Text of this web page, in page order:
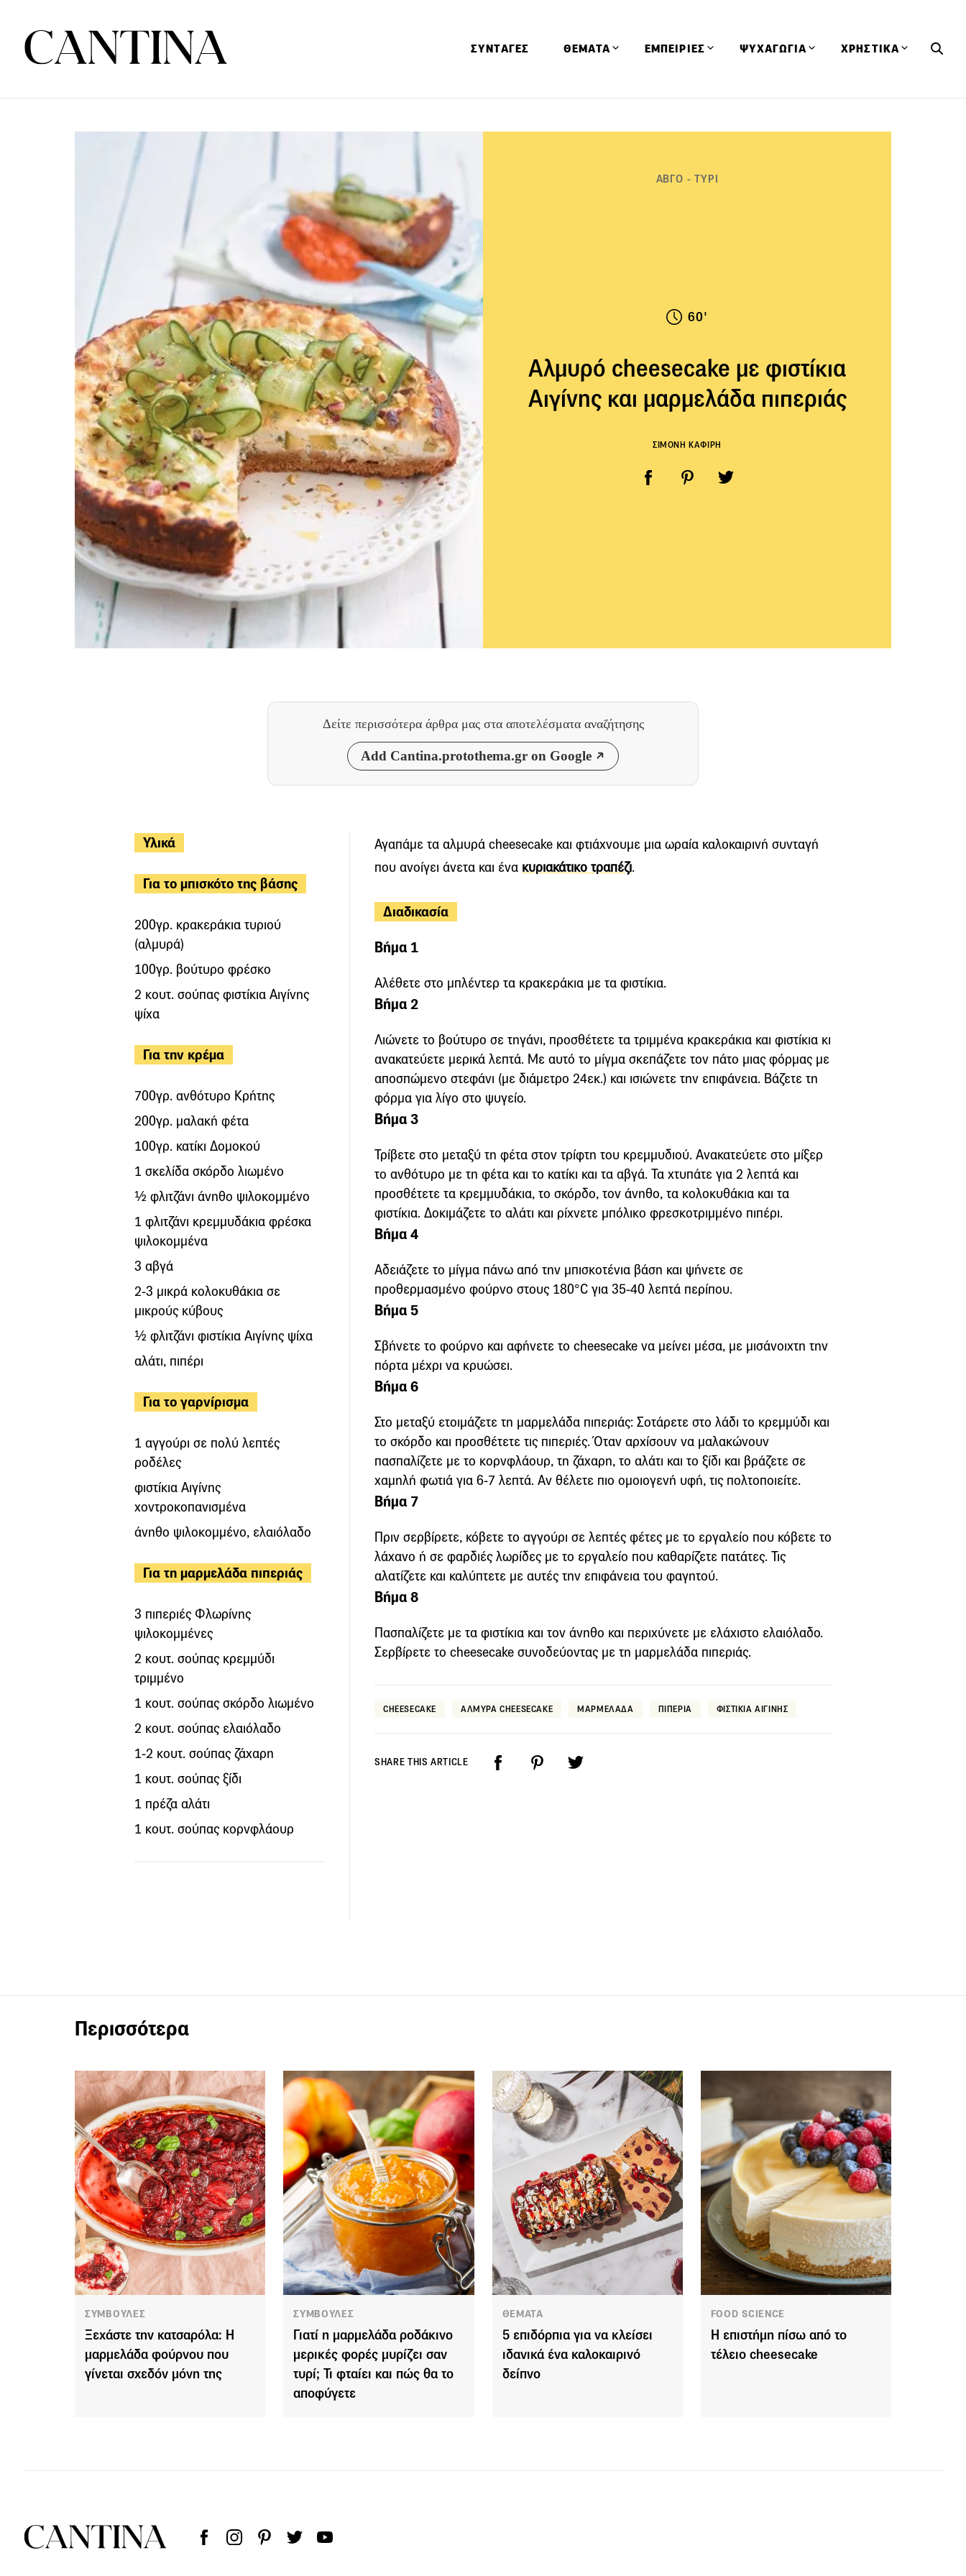
ΣΥΝΤΑΓΕΣ ΘΕΜΑΤΑ ΕΜΠΕΙΡΙΕΣ ΨΥΧΑΓΩΓΙΑ ΧΡΗΣΤΙΚΑ
ΑΒΓΟ - ΤΥΡΙ
60'
Αλμυρό cheesecake με φιστίκια
Αιγίνης και μαρμελάδα πιπεριάς
ΣΙΜΟΝΗ ΚΑΦΙΡΗ
Δείτε περισσότερα άρθρα μας στα αποτελέσματα αναζήτησης
Add Cantina.protothema.gr on Google
Υλικά
Για το μπισκότο της βάσης
200γρ. κρακεράκια τυριού
(αλμυρά)
100γρ. βούτυρο φρέσκο
2 κουτ. σούπας φιστίκια Αιγίνης
ψίχα
Για την κρέμα
700γρ. ανθότυρο Κρήτης
200γρ. μαλακή φέτα
100γρ. κατίκι Δομοκού
1 σκελίδα σκόρδο λιωμένο
½ φλιτζάνι άνηθο ψιλοκομμένο
1 φλιτζάνι κρεμμυδάκια φρέσκα
ψιλοκομμένα
3 αβγά
2-3 μικρά κολοκυθάκια σε
μικρούς κύβους
½ φλιτζάνι φιστίκια Αιγίνης ψίχα
αλάτι, πιπέρι
Για το γαρνίρισμα
1 αγγούρι σε πολύ λεπτές
ροδέλες
φιστίκια Αιγίνης
χοντροκοπανισμένα
άνηθο ψιλοκομμένο, ελαιόλαδο
Για τη μαρμελάδα πιπεριάς
3 πιπεριές Φλωρίνης
ψιλοκομμένες
2 κουτ. σούπας κρεμμύδι
τριμμένο
1 κουτ. σούπας σκόρδο λιωμένο
2 κουτ. σούπας ελαιόλαδο
1-2 κουτ. σούπας ζάχαρη
1 κουτ. σούπας ξίδι
1 πρέζα αλάτι
1 κουτ. σούπας κορνφλάουρ
Αγαπάμε τα αλμυρά cheesecake και φτιάχνουμε μια ωραία καλοκαιρινή συνταγή
που ανοίγει άνετα και ένα κυριακάτικο τραπέζι.
Διαδικασία
Βήμα 1
Αλέθετε στο μπλέντερ τα κρακεράκια με τα φιστίκια.
Βήμα 2
Λιώνετε το βούτυρο σε τηγάνι, προσθέτετε τα τριμμένα κρακεράκια και φιστίκια κι
ανακατεύετε μερικά λεπτά. Με αυτό το μίγμα σκεπάζετε τον πάτο μιας φόρμας με
αποσπώμενο στεφάνι (με διάμετρο 24εκ.) και ισιώνετε την επιφάνεια. Βάζετε τη
φόρμα για λίγο στο ψυγείο.
Βήμα 3
Τρίβετε στο μεταξύ τη φέτα στον τρίφτη του κρεμμυδιού. Ανακατεύετε στο μίξερ
το ανθότυρο με τη φέτα και το κατίκι και τα αβγά. Τα χτυπάτε για 2 λεπτά και
προσθέτετε τα κρεμμυδάκια, το σκόρδο, τον άνηθο, τα κολοκυθάκια και τα
φιστίκια. Δοκιμάζετε το αλάτι και ρίχνετε μπόλικο φρεσκοτριμμένο πιπέρι.
Βήμα 4
Αδειάζετε το μίγμα πάνω από την μπισκοτένια βάση και ψήνετε σε
προθερμασμένο φούρνο στους 180°C για 35-40 λεπτά περίπου.
Βήμα 5
Σβήνετε το φούρνο και αφήνετε το cheesecake να μείνει μέσα, με μισάνοιχτη την
πόρτα μέχρι να κρυώσει.
Βήμα 6
Στο μεταξύ ετοιμάζετε τη μαρμελάδα πιπεριάς: Σοτάρετε στο λάδι το κρεμμύδι και
το σκόρδο και προσθέτετε τις πιπεριές. Όταν αρχίσουν να μαλακώνουν
πασπαλίζετε με το κορνφλάουρ, τη ζάχαρη, το αλάτι και το ξίδι και βράζετε σε
χαμηλή φωτιά για 6-7 λεπτά. Αν θέλετε πιο ομοιογενή υφή, τις πολτοποιείτε.
Βήμα 7
Πριν σερβίρετε, κόβετε το αγγούρι σε λεπτές φέτες με το εργαλείο που κόβετε το
λάχανο ή σε φαρδιές λωρίδες με το εργαλείο που καθαρίζετε πατάτες. Τις
αλατίζετε και καλύπτετε με αυτές την επιφάνεια του φαγητού.
Βήμα 8
Πασπαλίζετε με τα φιστίκια και τον άνηθο και περιχύνετε με ελάχιστο ελαιόλαδο.
Σερβίρετε το cheesecake συνοδεύοντας με τη μαρμελάδα πιπεριάς.
CHEESECAKE ΑΛΜΥΡΑ CHEESECAKE ΜΑΡΜΕΛΑΔΑ ΠΙΠΕΡΙΑ ΦΙΣΤΙΚΙΑ ΑΙΓΙΝΗΣ
SHARE THIS ARTICLE
Περισσότερα
ΣΥΜΒΟΥΛΕΣ
Ξεχάστε την κατσαρόλα: Η
μαρμελάδα φούρνου που
γίνεται σχεδόν μόνη της
ΣΥΜΒΟΥΛΕΣ
Γιατί η μαρμελάδα ροδάκινο
μερικές φορές μυρίζει σαν
τυρί; Τι φταίει και πώς θα το
αποφύγετε
ΘΕΜΑΤΑ
5 επιδόρπια για να κλείσει
ιδανικά ένα καλοκαιρινό
δείπνο
FOOD SCIENCE
Η επιστήμη πίσω από το
τέλειο cheesecake